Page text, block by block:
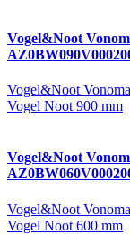
Vogel&Noot
Vogel&Noot
Vogel Noot 900 mm
Vogel&Noot
Vogel&Noot
Vogel Noot 600 mm